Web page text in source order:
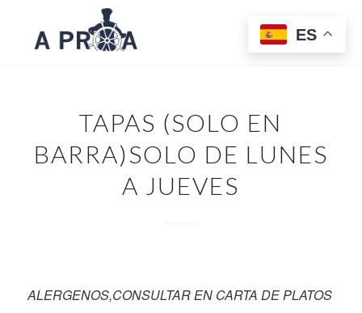
TAPAS (SOLO EN
BARRA)SOLO DE LUNES
A JUEVES
ALERGENOS,CONSULTAR EN CARTA DE PLATOS
ES